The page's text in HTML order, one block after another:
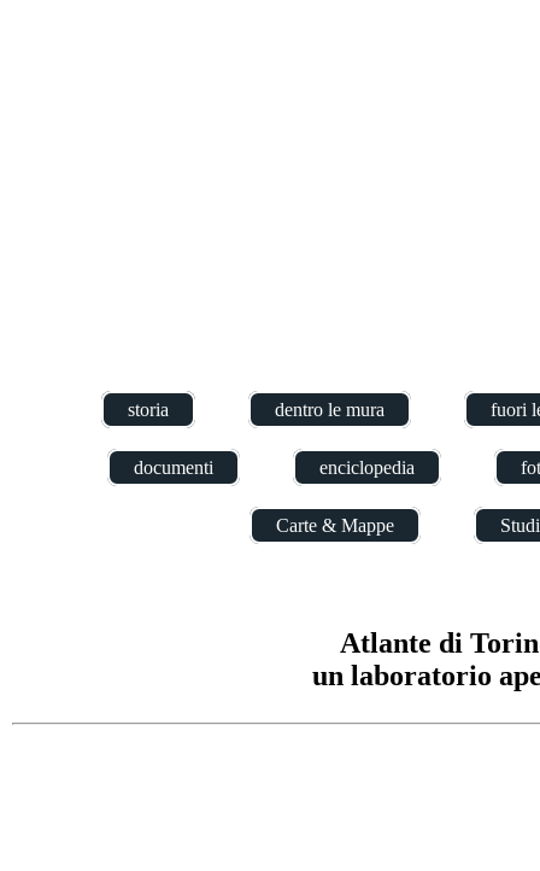
storia dentro le mura fuori
documenti enciclopedia
Carte & Mappe
Atlante di
un laboratorio